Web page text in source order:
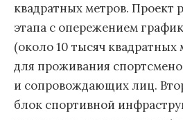
квадратных метров. Проект
этапа с опережением
(около 10 тысяч квадратных
для проживания
и сопровождающих лиц.
блок спортивной